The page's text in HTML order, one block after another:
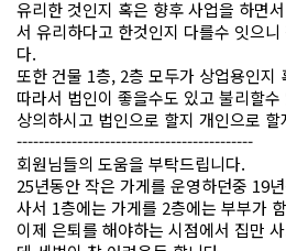
유리한 것인지 혹은 향후 사업을 하면
서 유리하다고 한것인지 다를수 잇으
다.
또한 건물 1층, 2층 모두가 상업용인지
따라서 법인이 좋을수도 있고 불리할
상의하시고 법인으로 할지 개인으로
-------------------------------------------
회원님들의 도움을 부탁드립니다.
25년동안 작은 가게를 운영하던중 19
사서 1층에는 가게를 2층에는 부부가
이제 은퇴를 해야하는 시점에서 집만